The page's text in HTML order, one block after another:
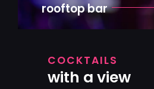
rooftop bar
COCKTAILS
with a view